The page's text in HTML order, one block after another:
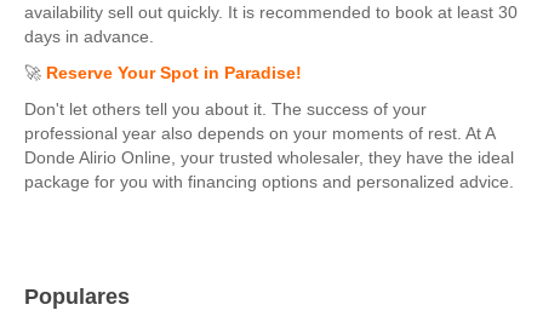
availability sell out quickly. It is recommended to book at least 30
days in advance.
🚀 Reserve Your Spot in Paradise!
Don't let others tell you about it. The success of your
professional year also depends on your moments of rest. At A
Donde Alirio Online, your trusted wholesaler, they have the ideal
package for you with financing options and personalized advice.
Populares